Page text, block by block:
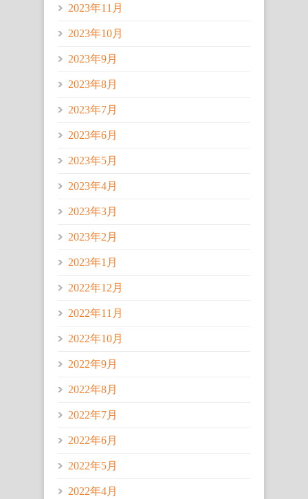
2023年11月
2023年10月
2023年9月
2023年8月
2023年7月
2023年6月
2023年5月
2023年4月
2023年3月
2023年2月
2023年1月
2022年12月
2022年11月
2022年10月
2022年9月
2022年8月
2022年7月
2022年6月
2022年5月
2022年4月